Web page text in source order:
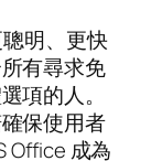
明、更快
有尋求免
項的人。
保使用者
Office 成為